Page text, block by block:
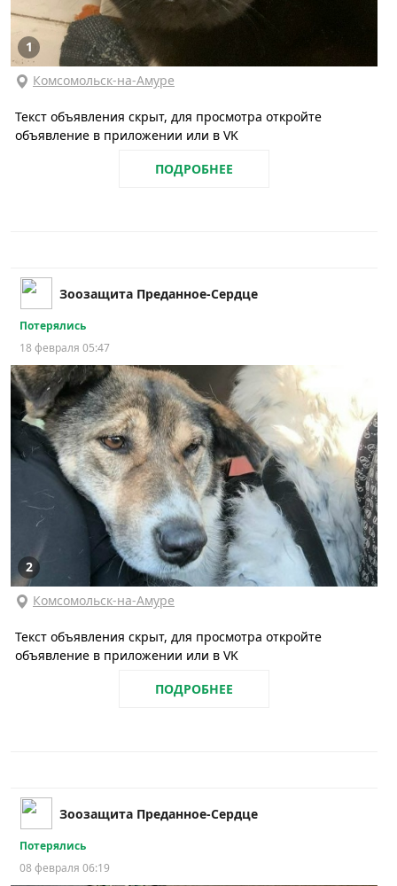
1
Комсомольск-на-Амуре
Текст объявления скрыт, для просмотра откройте
объявление в приложении или в VK
ПОДРОБНЕЕ
Зоозащита Преданное-Сердце
Потерялись
18 февраля 05:47
2
Комсомольск-на-Амуре
Текст объявления скрыт, для просмотра откройте
объявление в приложении или в VK
ПОДРОБНЕЕ
Зоозащита Преданное-Сердце
Потерялись
08 февраля 06:19